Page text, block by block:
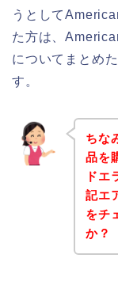
うとして
た方は、
についてまとめ
す。
ちな
品を
ドエ
記エ
をチ
か？